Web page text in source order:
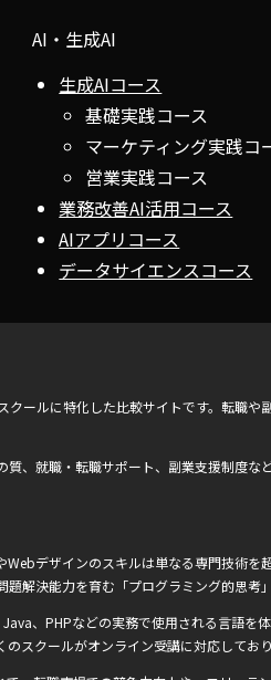
AI・生成AI
生成AIコース
基礎実践コース
マーケティング実践コ
営業実践コース
業務改善AI活用コース
AIアプリコース
データサイエンスコース
ールに特化した比較サイトです。転職
、就職・転職サポート、副業支援制度
デザインのスキルは単なる専門技術
解決能力を育む「プログラミング的思考
、PHPなどの実務で使用される言語を
スクールがオンライン受講に対応してお